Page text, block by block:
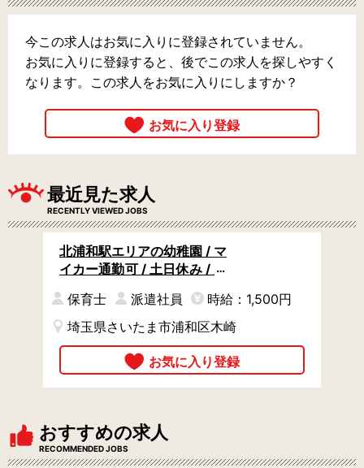
今この求人はお気に入りに登録されていません。
お気に入りに登録すると、後でこの求人を探しやすく
なります。この求人をお気に入りにしますか？
最近見た求人
RECENTLY VIEWED JOBS
北浦和駅エリアの幼稚園 / マ
イカー通勤可 / 土日休み / 充
保育士 派遣社員
時給：1,500円
埼玉県さいたま市浦和区木崎
おすすめの求人
RECOMMENDED JOBS